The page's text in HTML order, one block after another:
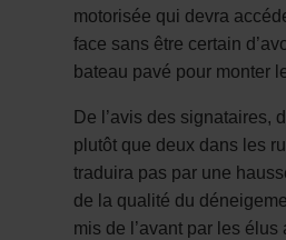
motorisée qui devra
face sans être certain
bateau pavé pour monter
De l’avis des signataires,
plutôt que deux dans les
traduira pas par une
de la qualité du
mis de l’avant par les élus